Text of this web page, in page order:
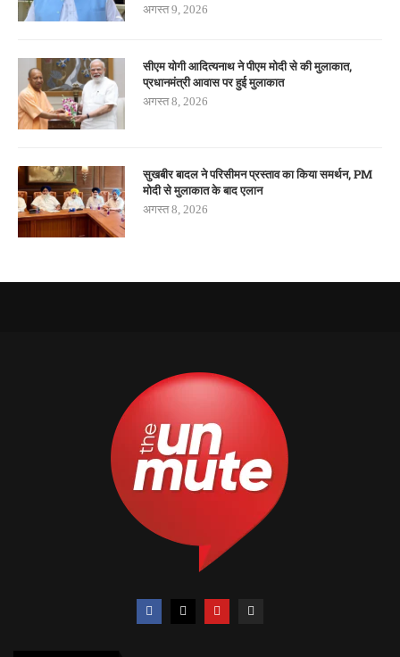
अगस्त 9, 2026
सीएम योगी आदित्यनाथ ने पीएम मोदी से की मुलाकात,
प्रधानमंत्री आवास पर हुई मुलाकात
अगस्त 8, 2026
सुखबीर बादल ने परिसीमन प्रस्ताव का किया समर्थन, PM
मोदी से मुलाकात के बाद एलान
अगस्त 8, 2026